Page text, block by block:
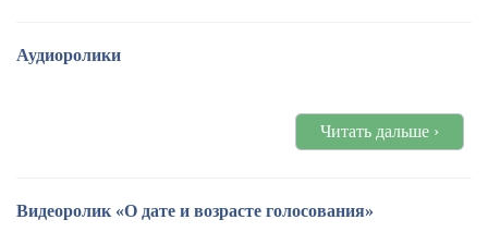
Аудиоролики
Читать дальше ›
Видеоролик «О дате и возрасте голосования»